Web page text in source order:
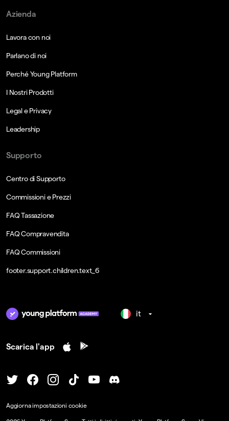
Azienda
Lavora con noi
Parlano di noi
Perché Young Platform
I Nostri Prodotti
Legal e Privacy
Leadership
Supporto
Centro di Supporto
Commissioni e Prezzi
FAQ Tassazione
FAQ Compravendita
FAQ Commissioni
footer.support.children.text_6
it
Scarica l'app
Aggiorna impostazioni cookie